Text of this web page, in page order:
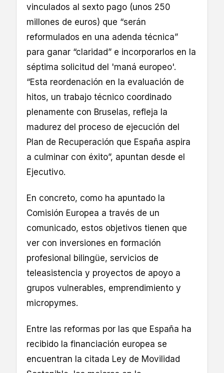
vinculados al sexto pago (unos 250
millones de euros) que “serán
reformulados en una adenda técnica”
para ganar “claridad” e incorporarlos en la
séptima solicitud del 'maná europeo'.
“Esta reordenación en la evaluación de
hitos, un trabajo técnico coordinado
plenamente con Bruselas, refleja la
madurez del proceso de ejecución del
Plan de Recuperación que España aspira
a culminar con éxito”, apuntan desde el
Ejecutivo.
En concreto, como ha apuntado la
Comisión Europea a través de un
comunicado, estos objetivos tienen que
ver con inversiones en formación
profesional bilingüe, servicios de
teleasistencia y proyectos de apoyo a
grupos vulnerables, emprendimiento y
micropymes.
Entre las reformas por las que España ha
recibido la financiación europea se
encuentran la citada Ley de Movilidad